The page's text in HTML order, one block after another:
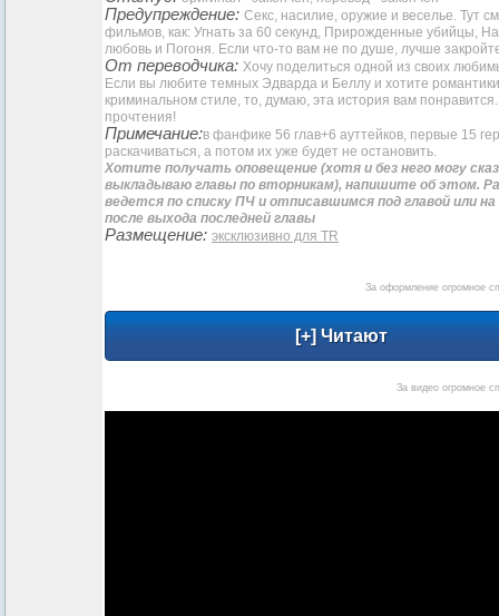
Предупреждение: Секс, насилие, оружие и веселье. Тут
фильмов, как: Угнать за 60 секунд, Прирожденные убийцы,
любовь и Погоня. Если что-то вам не по душе, лучше
От переводчика: Хочу поделиться одной из своих
Если вы любите темных Эдварда и Беллу и хотите
криминальном стиле, то, думаю, эта история вам
прочтения!
Примечание:в фанфике 56 глав+6 ауттейков, первые 15
раскачиваться, а потом их уже будет не остановить.
Хотите получать оповещение (хотя и без него могу
выкладываю главы по вторникам), напишите об этом.
ведется по списку ПЧ и отписавшимся под главой или
после выхода последней главы
Размещение: эксклюзивно для TR
За оформление огромное
За видео огромное